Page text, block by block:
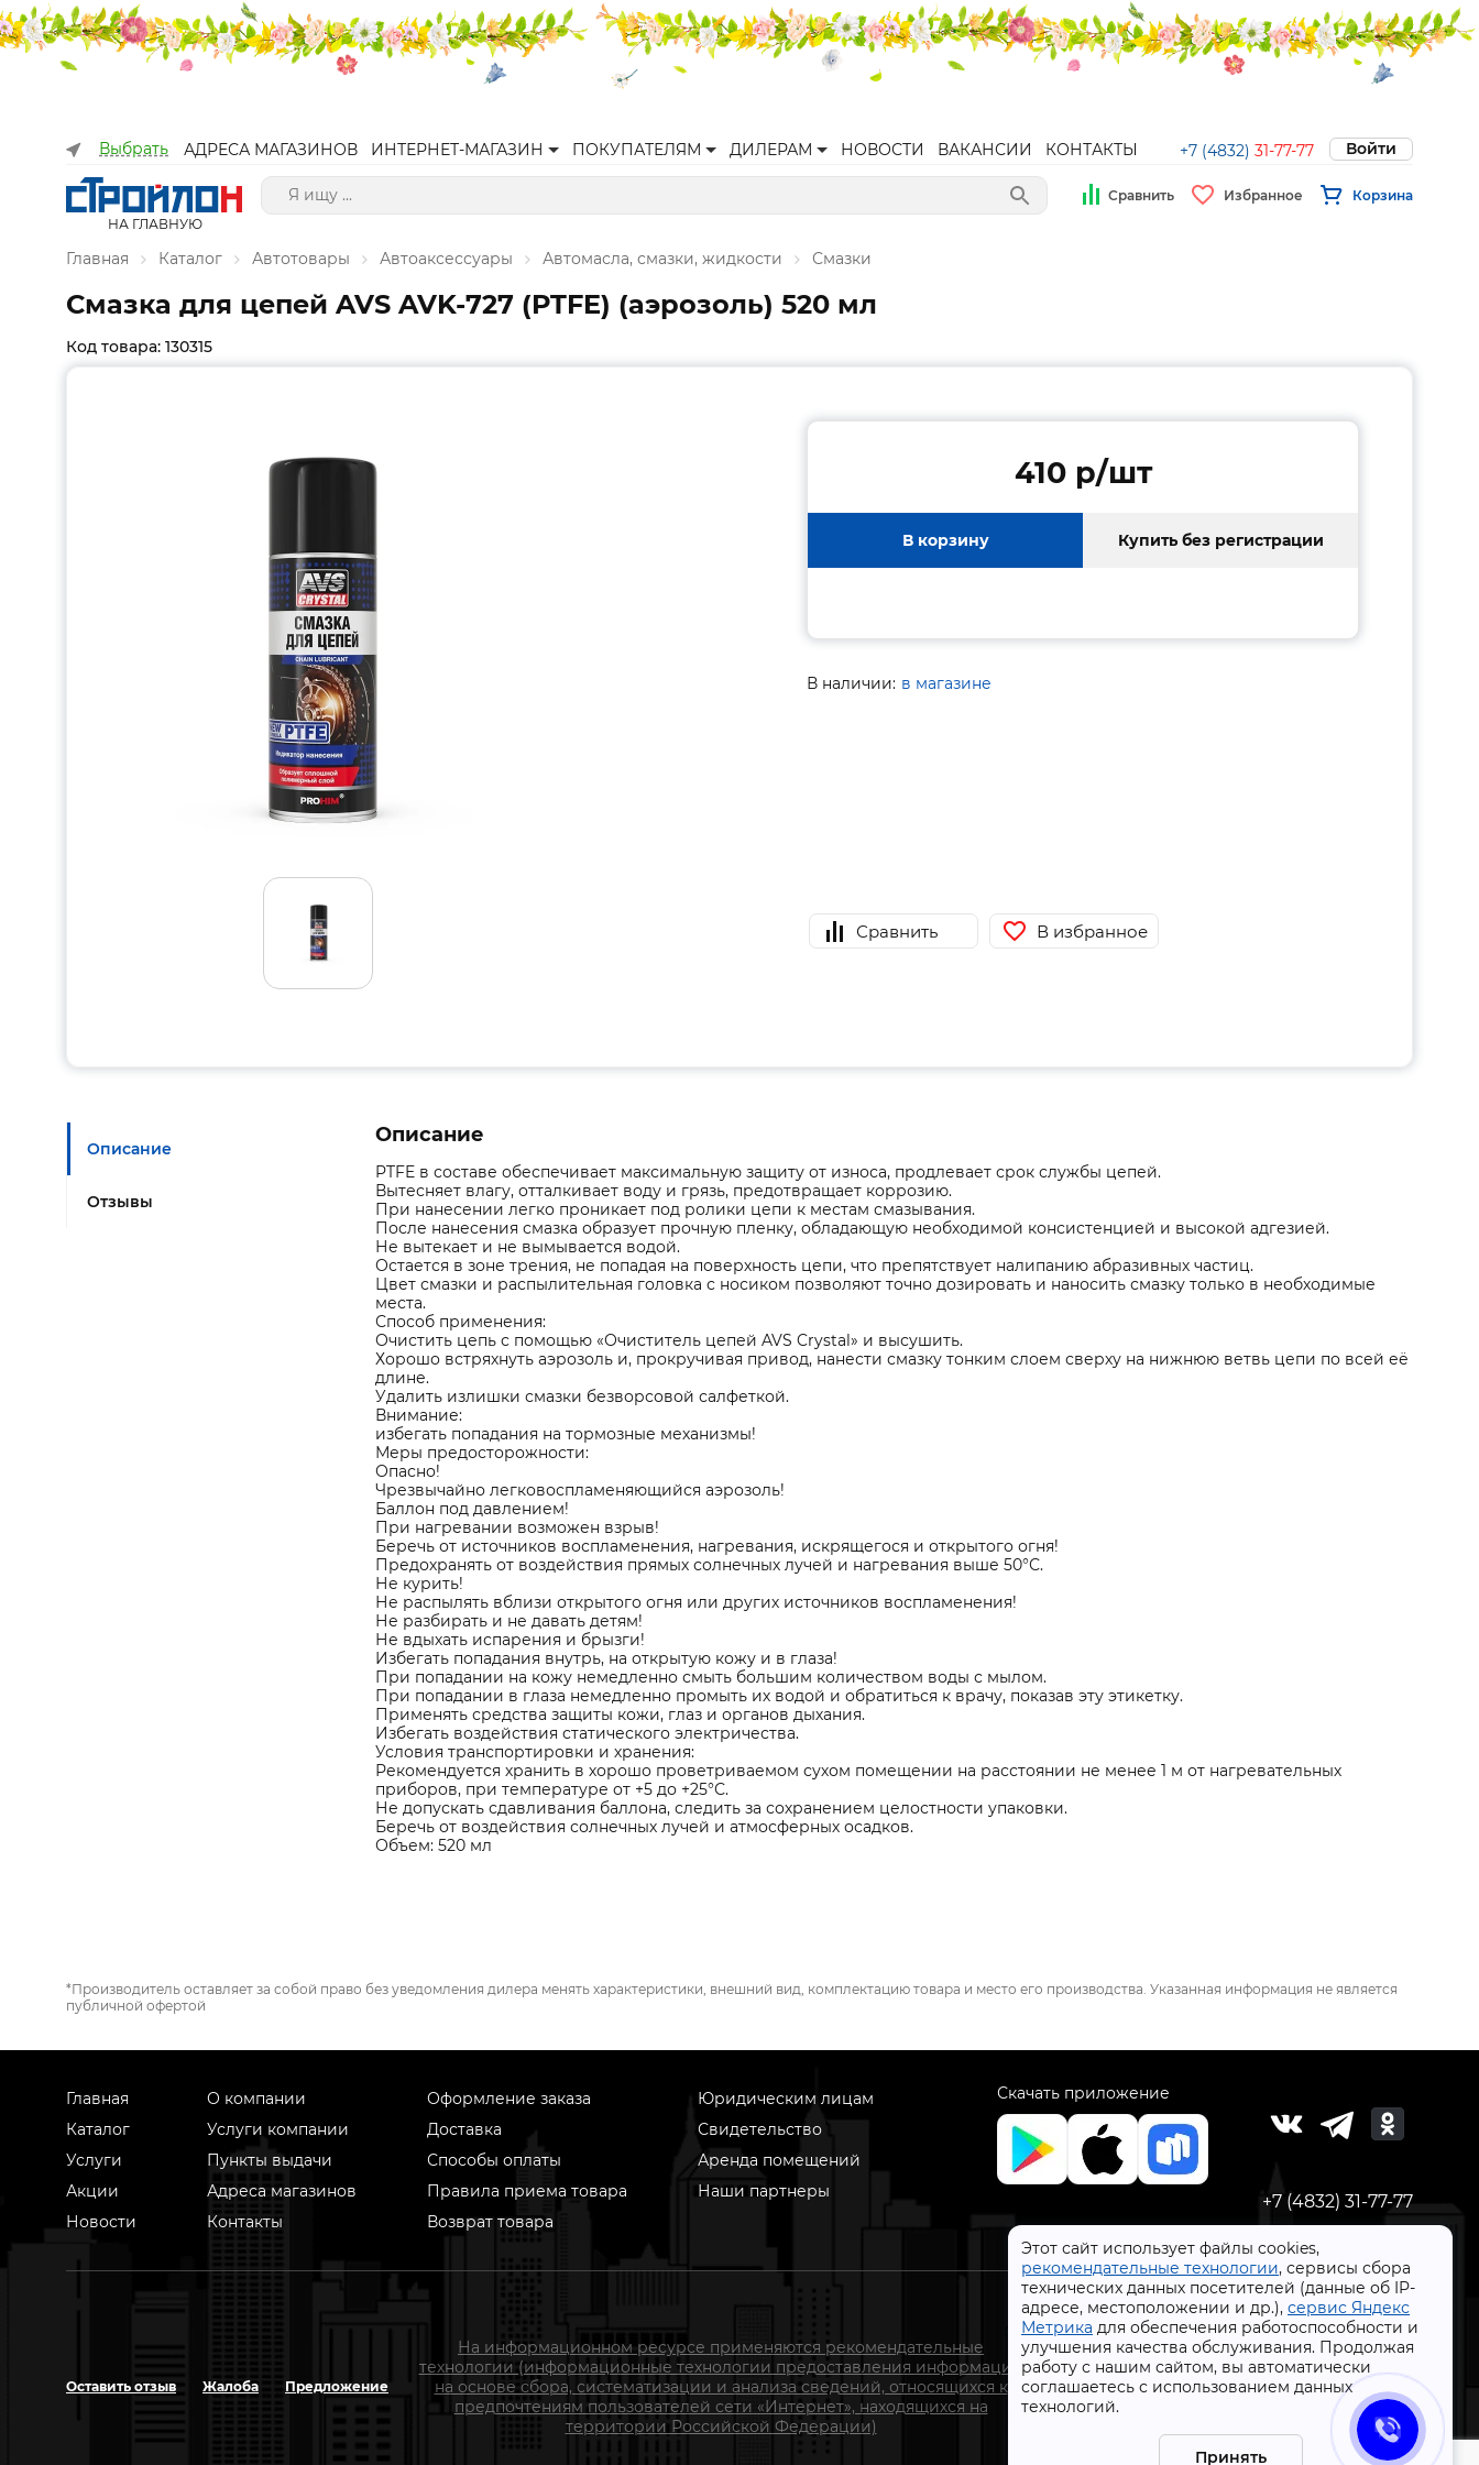
Выбрать АДРЕСА МАГАЗИНОВ ИНТЕРНЕТ-МАГАЗИН ПОКУПАТЕЛЯМ ДИЛЕРАМ НОВОСТИ ВАКАНСИИ КОНТАКТЫ +7 (4832) 31-77-77 Войти
НА ГЛАВНУЮ
Сравнить Избранное Корзина
Главная Каталог Автотовары Автоаксессуары Автомасла, смазки, жидкости Смазки
Этот сайт использует файлы cookies,
рекомендательные технологии, сервисы сбора
технических данных посетителей (данные об IP-
адресе, местоположении и др.), сервис Яндекс
Метрика для обеспечения работоспособности и
улучшения качества обслуживания. Продолжая
работу с нашим сайтом, вы автоматически
соглашаетесь с использованием данных
технологий.
Принять
Смазка для цепей AVS AVK-727 (PTFE) (аэрозоль) 520 мл
Код товара: 130315
410 p/шт
В корзину Купить без регистрации
В наличии: в магазине
Сравнить В избранное
Описание
Отзывы
Описание
PTFE в составе обеспечивает максимальную защиту от износа, продлевает срок службы цепей.
Вытесняет влагу, отталкивает воду и грязь, предотвращает коррозию.
При нанесении легко проникает под ролики цепи к местам смазывания.
После нанесения смазка образует прочную пленку, обладающую необходимой консистенцией и высокой адгезией.
Не вытекает и не вымывается водой.
Остается в зоне трения, не попадая на поверхность цепи, что препятствует налипанию абразивных частиц.
Цвет смазки и распылительная головка с носиком позволяют точно дозировать и наносить смазку только в необходимые
места.
Способ применения:
Очистить цепь с помощью «Очиститель цепей AVS Crystal» и высушить.
Хорошо встряхнуть аэрозоль и, прокручивая привод, нанести смазку тонким слоем сверху на нижнюю ветвь цепи по всей её
длине.
Удалить излишки смазки безворсовой салфеткой.
Внимание:
избегать попадания на тормозные механизмы!
Меры предосторожности:
Опасно!
Чрезвычайно легковоспламеняющийся аэрозоль!
Баллон под давлением!
При нагревании возможен взрыв!
Беречь от источников воспламенения, нагревания, искрящегося и открытого огня!
Предохранять от воздействия прямых солнечных лучей и нагревания выше 50°С.
Не курить!
Не распылять вблизи открытого огня или других источников воспламенения!
Не разбирать и не давать детям!
Не вдыхать испарения и брызги!
Избегать попадания внутрь, на открытую кожу и в глаза!
При попадании на кожу немедленно смыть большим количеством воды с мылом.
При попадании в глаза немедленно промыть их водой и обратиться к врачу, показав эту этикетку.
Применять средства защиты кожи, глаз и органов дыхания.
Избегать воздействия статического электричества.
Условия транспортировки и хранения:
Рекомендуется хранить в хорошо проветриваемом сухом помещении на расстоянии не менее 1 м от нагревательных
приборов, при температуре от +5 до +25°С.
Не допускать сдавливания баллона, следить за сохранением целостности упаковки.
Беречь от воздействия солнечных лучей и атмосферных осадков.
Объем: 520 мл
*Производитель оставляет за собой право без уведомления дилера менять характеристики, внешний вид, комплектацию товара и место его производства. Указанная информация не является
публичной офертой
Главная
Каталог
Услуги
Акции
Новости
О компании
Услуги компании
Пункты выдачи
Адреса магазинов
Контакты
Оформление заказа
Доставка
Способы оплаты
Правила приема товара
Возврат товара
Юридическим лицам
Свидетельство
Аренда помещений
Наши партнеры
Скачать приложение
+7 (4832) 31-77-77
Оставить отзыв Жалоба Предложение
На информационном ресурсе применяются рекомендательные
технологии (информационные технологии предоставления информации
на основе сбора, систематизации и анализа сведений, относящихся к
предпочтениям пользователей сети «Интернет», находящихся на
территории Российской Федерации)
СтройлоН 1998-2026 г.
Публичная оферта
Обработка персональных данных
Политика конфиденциальности сервисов Яндекс